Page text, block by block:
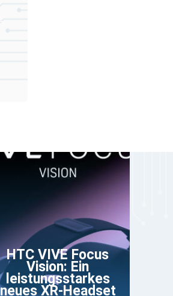
HTC VIVE Focus
Vision: Ein
leistungsstarkes
neues XR-Headset